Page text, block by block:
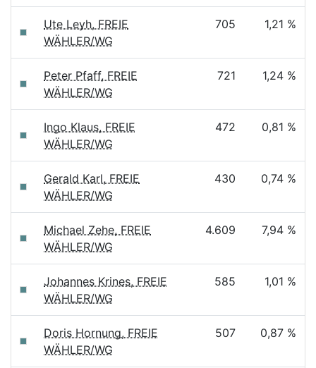
Ute Leyh, FREIE
WÄHLER/WG
705 1,21 %
Peter Pfaff, FREIE
WÄHLER/WG
721 1,24 %
Ingo Klaus, FREIE
WÄHLER/WG
472 0,81 %
Gerald Karl, FREIE
WÄHLER/WG
430 0,74 %
Michael Zehe, FREIE
WÄHLER/WG
4.609 7,94 %
Johannes Krines, FREIE
WÄHLER/WG
585 1,01 %
Doris Hornung, FREIE
WÄHLER/WG
507 0,87 %